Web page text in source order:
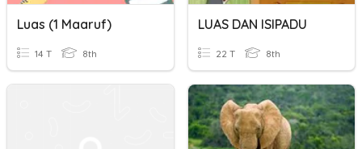
Luas (1 Maaruf)
14 T 8th
LUAS DAN ISIPADU
22 T 8th